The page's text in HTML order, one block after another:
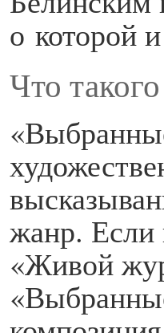
о которой
Что
жанр. Если
«Живой